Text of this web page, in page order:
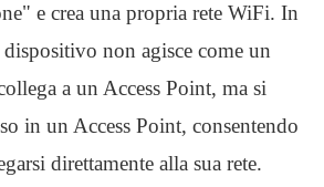
e crea una propria rete WiFi. In
non agisce come un
a un Access Point, ma si
in un Access Point, consentendo
direttamente alla sua rete.